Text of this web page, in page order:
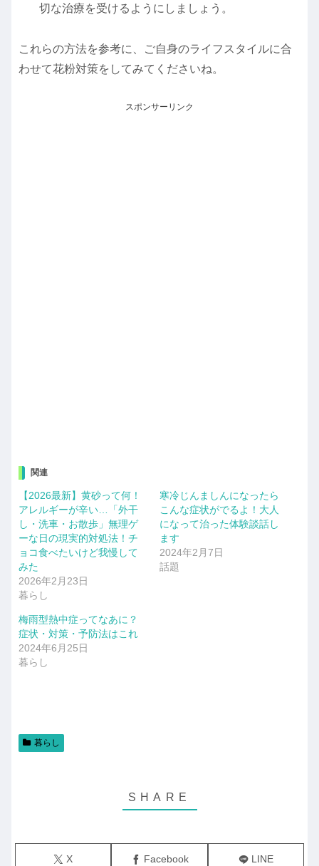
切な治療を受けるようにしましょう。
これらの方法を参考に、ご自身のライフスタイルに合
わせて花粉対策をしてみてくださいね。
スポンサーリンク
関連
【2026最新】黄砂って何！
アレルギーが辛い…「外干
し・洗車・お散歩」無理ゲ
ーな日の現実的対処法！チ
ョコ食べたいけど我慢して
みた
2026年2月23日
暮らし
寒冷じんましんになったら
こんな症状がでるよ！大人
になって治った体験談話し
ます
2024年2月7日
話題
梅雨型熱中症ってなあに？
症状・対策・予防法はこれ
2024年6月25日
暮らし
暮らし
X Facebook LINE